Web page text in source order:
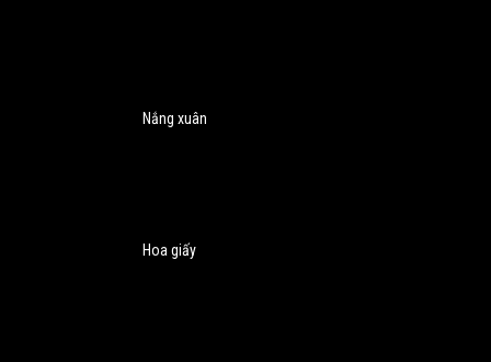
Nắng xuân
Hoa giấy